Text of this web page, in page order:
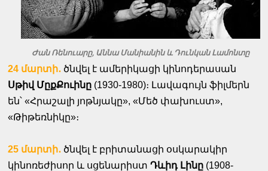
Ժան Ռենուարը, Աննա Մանիանին և Դունկան Լամոնտը
24 մարտի․ ծնվել է ամերիկացի կինոդերասան
Սթիվ ՄըքՔուինը (1930-1980)։ Լավագույն ֆիլմերն
են՝ «Հրաշալի յոթնյակը», «Մեծ փախուստ»,
«Թիթեռնիկը»։
25 մարտի․ ծնվել է բրիտանացի օսկարակիր
կինոռեժիսոր և սցենարիստԴևիդ Լինը (1908-